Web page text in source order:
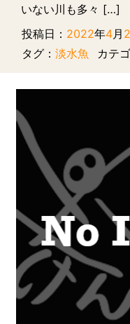
いない川も多々 […]
投稿日： 2022年4月
タグ： 淡水魚 カテ